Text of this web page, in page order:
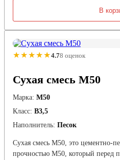
В
★★★★★4.78 оценок
Сухая смесь М50
Марка: М50
Класс: В3,5
Наполнитель: Песок
Сухая смесь М50, это цементно-
прочностью М50, который перед